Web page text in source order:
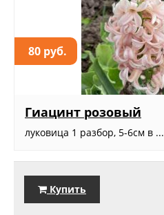
80 руб.
Гиацинт розовый
луковица 1 разбор, 5-6см в ...
Купить